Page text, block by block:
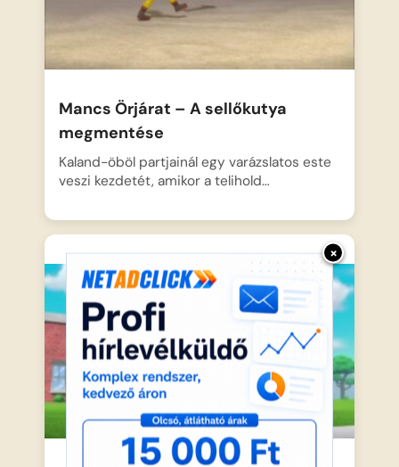
×
Mancs Örjárat – A sellőkutya
megmentése
Kaland-öböl partjainál egy varázslatos este
veszi kezdetét, amikor a telihold…